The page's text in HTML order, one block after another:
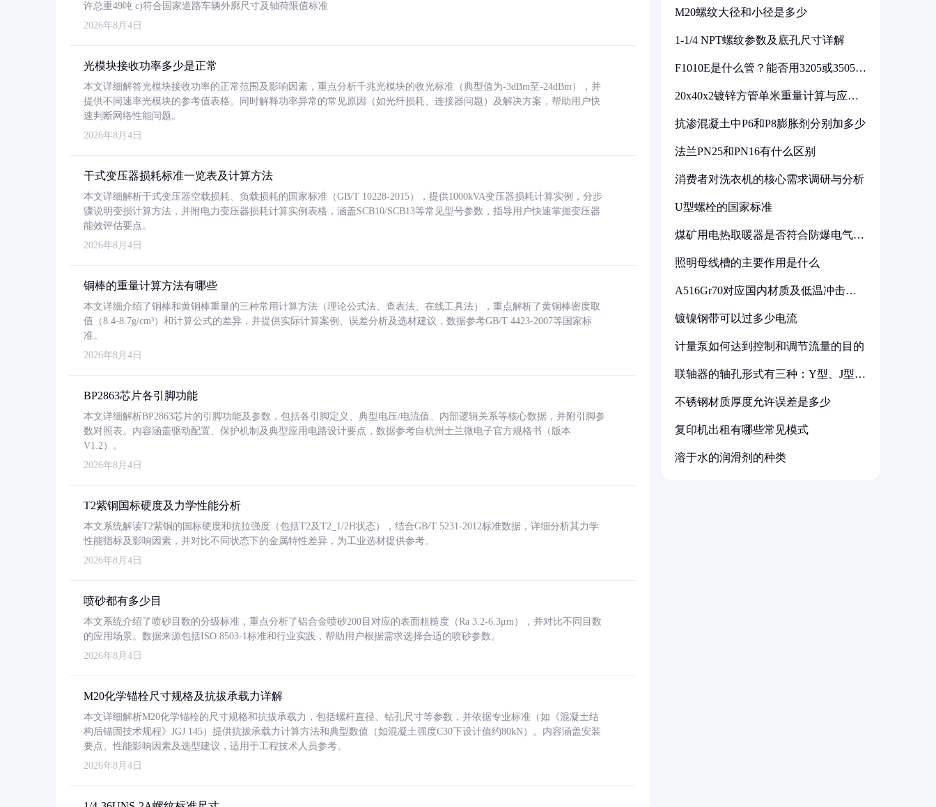
许总重49吨 c)符合国家道路车辆外廓尺寸及轴荷限值标准
2026年8月4日
光模块接收功率多少是正常
本文详细解答光模块接收功率的正常范围及影响因素，重点分析千兆光模块的收光标准（典型值为-3dBm至-24dBm），并
提供不同速率光模块的参考值表格。同时解释功率异常的常见原因（如光纤损耗、连接器问题）及解决方案，帮助用户快
速判断网络性能问题。
2026年8月4日
干式变压器损耗标准一览表及计算方法
本文详细解析干式变压器空载损耗、负载损耗的国家标准（GB/T 10228-2015），提供1000kVA变压器损耗计算实例，分步
骤说明变损计算方法，并附电力变压器损耗计算实例表格，涵盖SCB10/SCB13等常见型号参数，指导用户快速掌握变压器
能效评估要点。
2026年8月4日
铜棒的重量计算方法有哪些
本文详细介绍了铜棒和黄铜棒重量的三种常用计算方法（理论公式法、查表法、在线工具法），重点解析了黄铜棒密度取
值（8.4-8.7g/cm³）和计算公式的差异，并提供实际计算案例、误差分析及选材建议，数据参考GB/T 4423-2007等国家标
准。
2026年8月4日
BP2863芯片各引脚功能
本文详细解析BP2863芯片的引脚功能及参数，包括各引脚定义、典型电压/电流值、内部逻辑关系等核心数据，并附引脚参
数对照表。内容涵盖驱动配置、保护机制及典型应用电路设计要点，数据参考自杭州士兰微电子官方规格书（版本
V1.2）。
2026年8月4日
T2紫铜国标硬度及力学性能分析
本文系统解读T2紫铜的国标硬度和抗拉强度（包括T2及T2_1/2H状态），结合GB/T 5231-2012标准数据，详细分析其力学
性能指标及影响因素，并对比不同状态下的金属特性差异，为工业选材提供参考。
2026年8月4日
喷砂都有多少目
本文系统介绍了喷砂目数的分级标准，重点分析了铝合金喷砂200目对应的表面粗糙度（Ra 3.2-6.3μm），并对比不同目数
的应用场景。数据来源包括ISO 8503-1标准和行业实践，帮助用户根据需求选择合适的喷砂参数。
2026年8月4日
M20化学锚栓尺寸规格及抗拔承载力详解
本文详细解析M20化学锚栓的尺寸规格和抗拔承载力，包括螺杆直径、钻孔尺寸等参数，并依据专业标准（如《混凝土结
构后锚固技术规程》JGJ 145）提供抗拔承载力计算方法和典型数值（如混凝土强度C30下设计值约80kN）。内容涵盖安装
要点、性能影响因素及选型建议，适用于工程技术人员参考。
2026年8月4日
M20螺纹大径和小径是多少
1-1/4 NPT螺纹参数及底孔尺寸详解
F1010E是什么管？能否用3205或3505代
20x40x2镀锌方管单米重量计算与应用
抗渗混凝土中P6和P8膨胀剂分别加多少
法兰PN25和PN16有什么区别
消费者对洗衣机的核心需求调研与分析
U型螺栓的国家标准
煤矿用电热取暖器是否符合防爆电气设
照明母线槽的主要作用是什么
A516Gr70对应国内材质及低温冲击要
镀镍钢带可以过多少电流
计量泵如何达到控制和调节流量的目的
联轴器的轴孔形式有三种：Y型、J型、
不锈钢材质厚度允许误差是多少
复印机出租有哪些常见模式
溶于水的润滑剂的种类